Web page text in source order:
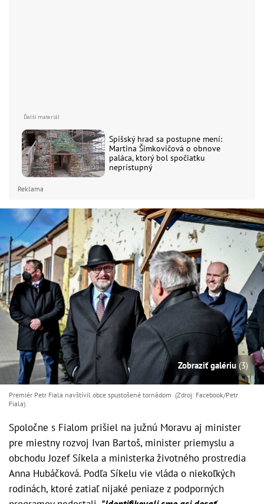
Spišský hrad sa postupne mení:
Martina Šimkovičová o obnove
paláca, ktorý bol spočiatku
neprístupný
Reklama
Zobraziť galériu (3)
Premiér Petr Fiala navštívil obce spustošené tornádom (Zdroj: Facebook/Petr
Fiala)
Spoločne s Fialom prišiel na južnú Moravu aj minister
pre miestny rozvoj Ivan Bartoš, minister priemyslu a
obchodu Jozef Síkela a ministerka životného prostredia
Anna Hubáčková. Podľa Síkelu vie vláda o niekoľkých
rodinách, ktoré zatiaľ nijaké peniaze z podporných